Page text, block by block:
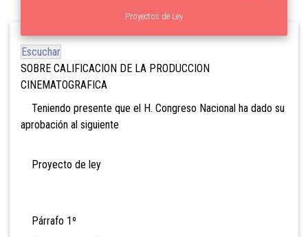
Proyectos de Ley
Escuchar
SOBRE CALIFICACION DE LA PRODUCCION
CINEMATOGRAFICA
Teniendo presente que el H. Congreso Nacional ha dado su
aprobación al siguiente
Proyecto de ley
Párrafo 1º